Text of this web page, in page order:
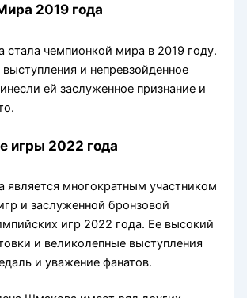
2019 года
стала чемпионкой мира в 2019 году.
и непревзойденное
ей заслуженное признание и
игры 2022 года
является многократным участником
и заслуженной бронзовой
игр 2022 года. Ее высокий
и великолепные выступления
и уважение фанатов.